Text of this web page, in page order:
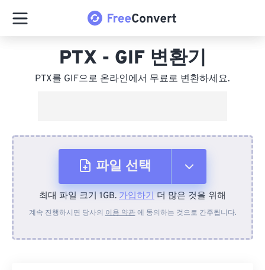
PTX - GIF 변환기
PTX를 GIF으로 온라인에서 무료로 변환하세요.
파일 선택
장치에서
최대 파일 크기 1GB. 가입하기 더 많은 것을 위해
계속 진행하시면 당사의 이용 약관에 동의하는 것으로 간주됩니다.